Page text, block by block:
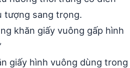
tượng sang trọng.
khăn giấy vuông gấp hình
giấy hình vuông dùng trong